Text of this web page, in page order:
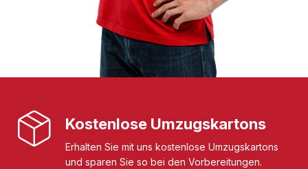
Kostenlose Umzugskartons
Erhalten Sie mit uns kostenlose Umzugskartons
und sparen Sie so bei den Vorbereitungen.